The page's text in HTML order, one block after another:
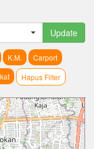
Update
K.M.
Carport
Hapus Filter